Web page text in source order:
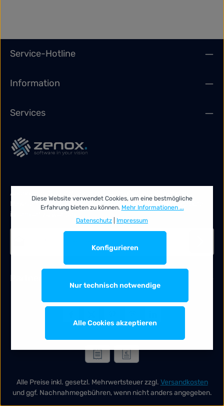
Service-Hotline
Information
Services
Abonnieren Sie jetzt unseren regelmäßig erscheinenden
Newsletter, um rechtzeitig über neue Produkte und Angebote
informiert zu werden.
E-Mail-Adresse*
genommen und die AGBgelesen und bin mit ihnen
einverstanden.*
Die mit einem Stern (*) markierten Felder sind Pflichtfelder.
Partner
Alle Preise inkl. gesetzl. Mehrwertsteuer zzgl. Versandkosten
und ggf. Nachnahmegebühren, wenn nicht anders angegeben.
Diese Website verwendet Cookies, um eine bestmögliche
Erfahrung bieten zu können. Mehr Informationen ...
Datenschutz
Impressum
Nur technisch notwendige
Konfigurieren
Alle Cookies akzeptieren